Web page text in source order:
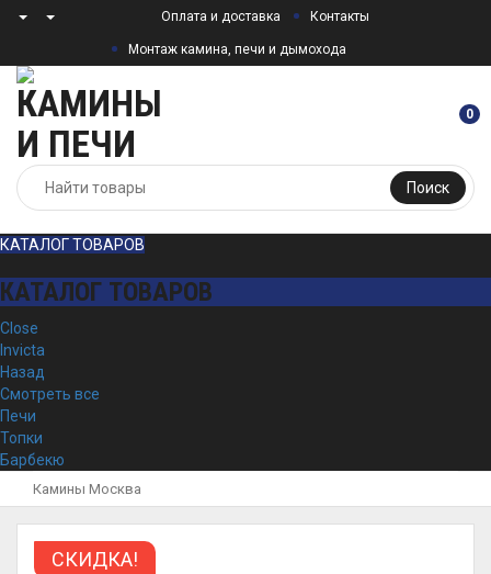
Оплата и доставка Контакты
Монтаж камина, печи и дымохода
Поиск
0
КАТАЛОГ ТОВАРОВ
КАТАЛОГ ТОВАРОВ
Close
Invicta
Назад
Смотреть все
Печи
Топки
Барбекю
Камины Москва
СКИДКА!